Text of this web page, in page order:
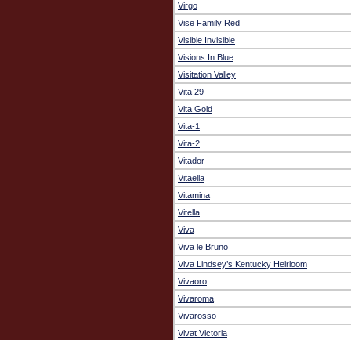
Virgo
Vise Family Red
Visible Invisible
Visions In Blue
Visitation Valley
Vita 29
Vita Gold
Vita-1
Vita-2
Vitador
Vitaella
Vitamina
Vitella
Viva
Viva le Bruno
Viva Lindsey’s Kentucky Heirloom
Vivaoro
Vivaroma
Vivarosso
Vivat Victoria